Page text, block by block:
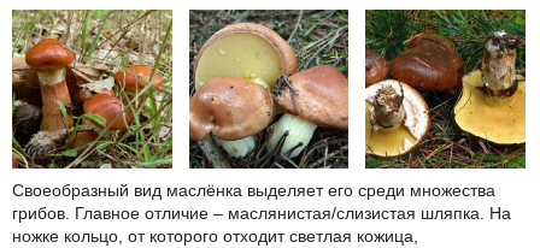
Своеобразный вид маслёнка выделяет его среди множества
грибов. Главное отличие – маслянистая/слизистая шляпка. На
ножке кольцо, от которого отходит светлая кожица,